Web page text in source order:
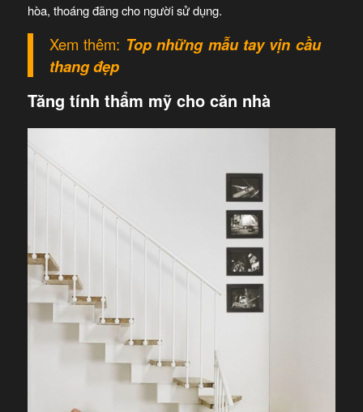
hòa, thoáng đãng cho người sử dụng.
Xem thêm: Top những mẫu tay vịn cầu
thang đẹp
Tăng tính thẩm mỹ cho căn nhà